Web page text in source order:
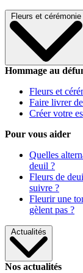
Fleurs et cérémonie
Hommage au
Fleurs et
Faire livrer
Créer votre
Pour vous aider
Quelles
deuil ?
Fleurs de
suivre ?
Fleurir une
gèlent pas ?
Actualités
Nos actualités